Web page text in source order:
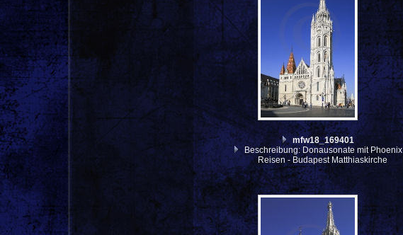
mfw18_169401
Beschreibung: Donausonate mit Phoenix
Reisen - Budapest Matthiaskirche